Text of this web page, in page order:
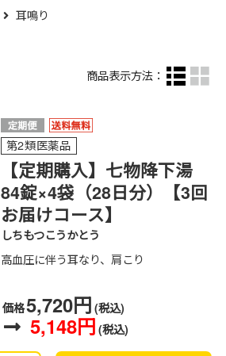
耳鳴り
商品表示方法：
第2類医薬品
【定期購入】七物降下湯
84錠×4袋（28日分）【3回
お届けコース】
しちもつこうかとう
高血圧に伴う耳なり、肩こり
価格5,720円 (税込)
5,148円 (税込)